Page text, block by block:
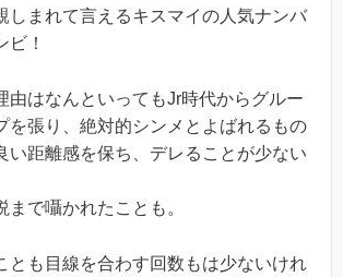
しまれて言えるキスマイの人気ナンバ
ビ！
由はなんといってもJr時代からグルー
を張り、絶対的シンメとよばれるもの
い距離感を保ち、デレることが少ない
まで囁かれたことも。
とも目線を合わす回数もは少ないけれ